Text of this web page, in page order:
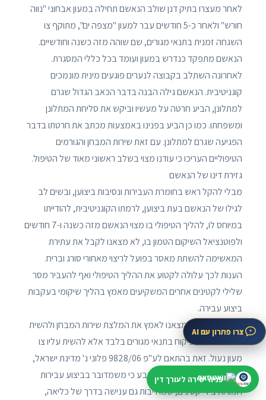
לאחר מעצרו בתיק דנן שולב הנאשם תחילה במעון אבחוני "נווה
חורש" ולאחר כ-5 חודשים עבר למעון "מצפה ים", מתוקף צו
השגחה זמנית בתנאי מגורים, שם שוהה מזה כשנה וחודשיים.
הנאשם מתפקד כנדרש במעון ועומד בכל כללי המסגרת.
לאחרונה השתלב בקבוצה לנערים פוגעים מינית מונמכים
קוגניטיבית. הנאשם גילה הבנה בדבר הכאב הגדול שגרם
למתלונן, הביע חרטה על מעשיו וביקש את סליחת המתלונן
ומשפחתו. כמו כן הביע בפנינו באמצעות מכתב את חרטתו בדבר
הפגיעה שגרם למתלונן. עם זאת שירות המבחן והגורמים
הטיפוליים העריכו כי עודנו מצוי בשלב ראשוני מאוד של הטיפול.
גזירת דינו של הנאשם
מבלי להקל ראש בחומרת העבירות ונסיבות ביצוען, ובשים לב
לגילו של הנאשם בעת ביצוען, לרמתו הקוגניטיבית, להודייתו
במיוחס לו, להליך הטיפולי בו מצוי הנאשם מזה כשנה ו-7 חודשים
ולפוטנציאל השיקום הטמון בו, לא מצאנו לקבל את עתירת
המאשימה להשתת מאסר בפועל לריצוי מאחורי סורג ובריח.
הענות לכך עלולה לקטוע את ההליך הטיפולי ואף להעביר מסר
שלילי לקטינים אחרים המשקיעים מאמץ בהליך שיקומי בעקבות
ביצוע עבירה.
בצד האמור, לא מצאנו לאמץ את המלצת שירות המבחן ולהשית
על הנאשם צו פיקוח בתנאי מגורים בלבד אלא להשית עליו צו
מעון נעול. זאת בהתאם לע"פ 9828/06 פלוני נ' מדינת ישראל,
פס' 14 (10.6.2007), שם נקבע כי משמדובר בביצוע עבירות
חמורות בידי קטינים, שמחייבות גם ענישה בדרך של כליאה,
צרו פתרון עם AI
פניה ישירה לעורך דין